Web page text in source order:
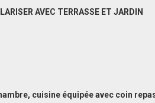
AVEC TERRASSE ET JARDIN
cuisine équipée avec coin